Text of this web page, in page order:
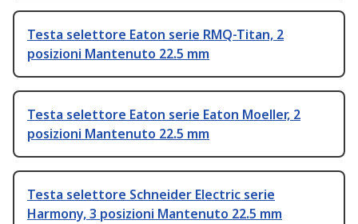
Testa selettore Eaton serie RMQ-Titan, 2
posizioni Mantenuto 22.5 mm
Testa selettore Eaton serie Eaton Moeller, 2
posizioni Mantenuto 22.5 mm
Testa selettore Schneider Electric serie
Harmony, 3 posizioni Mantenuto 22.5 mm